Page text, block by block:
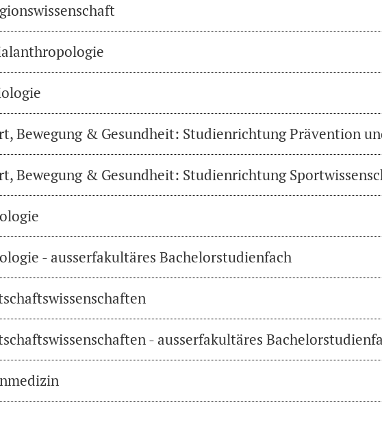
Bewegung & Gesundheit: Studienrichtung Prävention
Bewegung & Gesundheit: Studienrichtung
- ausserfakultäres Bachelorstudienfach
- ausserfakultäres